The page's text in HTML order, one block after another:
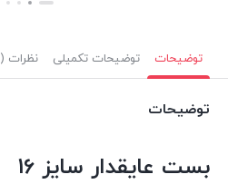
توضیحات توضیحات تکمیلی نظرات (0)
توضیحات
بست عایقدار سایز 16